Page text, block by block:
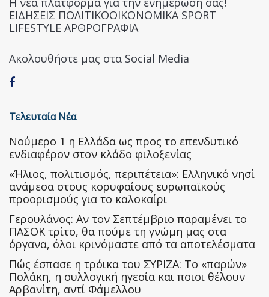
ΕΙΔΗΣΕΙΣ ΠΟΛΙΤΙΚΟΟΙΚΟΝΟΜΙΚΑ SPORT
LIFESTYLE ΑΡΘΡΟΓΡΑΦΙΑ
Ακολουθήστε μας στα Social Media
Τελευταία Νέα
Nούμερο 1 η Ελλάδα ως προς το επενδυτικό
ενδιαφέρον στον κλάδο φιλοξενίας
«Ήλιος, πολιτισμός, περιπέτεια»: Ελληνικό νησί
ανάμεσα στους κορυφαίους ευρωπαϊκούς
προορισμούς για το καλοκαίρι
Γερουλάνος: Αν τον Σεπτέμβριο παραμένει το
ΠΑΣΟΚ τρίτο, θα πούμε τη γνώμη μας στα
όργανα, όλοι κρινόμαστε από τα αποτελέσματα
Πώς έσπασε η τρόικα του ΣΥΡΙΖΑ: Το «παρών»
Πολάκη, η συλλογική ηγεσία και ποιοι θέλουν
Αρβανίτη, αντί Φάμελλου